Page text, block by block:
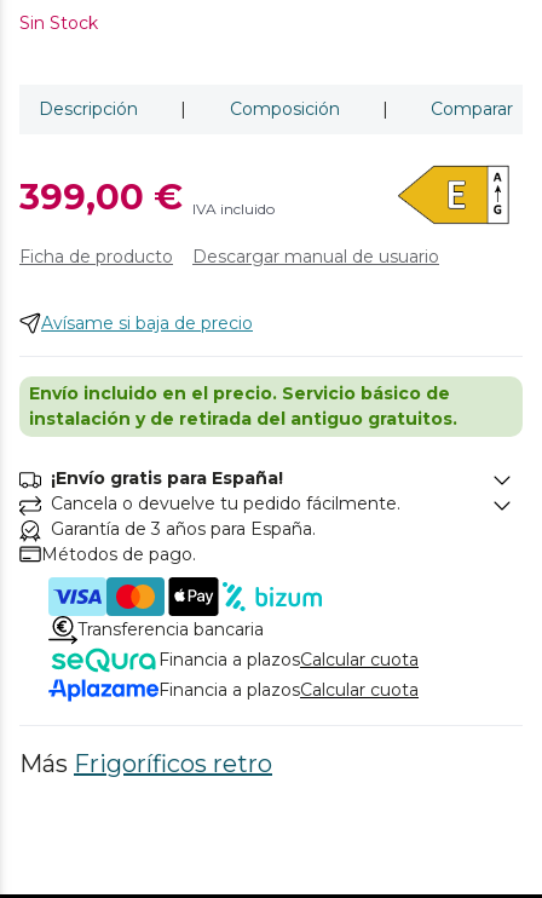
Sin Stock
Descripción | Composición | Comparar
399,00 € IVA incluido
Ficha de producto Descargar manual de usuario
Avísame si baja de precio
Envío incluido en el precio. Servicio básico de
instalación y de retirada del antiguo gratuitos.
¡Envío gratis para España!
Cancela o devuelve tu pedido fácilmente.
Garantía de 3 años para España.
Métodos de pago.
Transferencia bancaria
Financia a plazosCalcular cuota
Financia a plazosCalcular cuota
Más Frigoríficos retro